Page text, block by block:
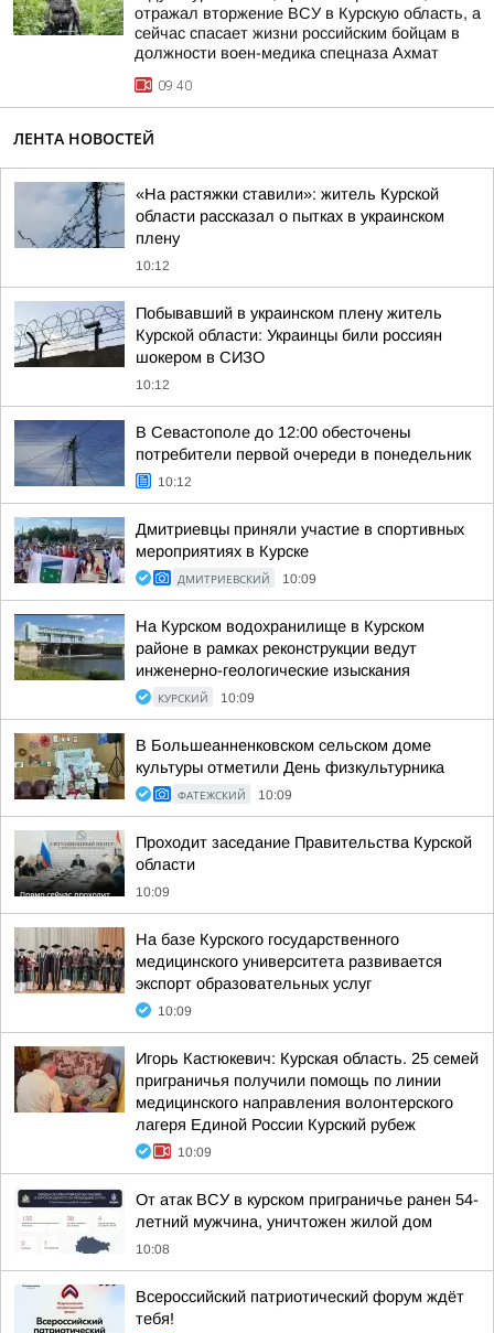
отражал вторжение ВСУ в Курскую область, а
сейчас спасает жизни российским бойцам в
должности воен-медика спецназа Ахмат
09:40
ЛЕНТА НОВОСТЕЙ
«На растяжки ставили»: житель Курской
области рассказал о пытках в украинском
плену
10:12
Побывавший в украинском плену житель
Курской области: Украинцы били россиян
шокером в СИЗО
10:12
В Севастополе до 12:00 обесточены
потребители первой очереди в понедельник
10:12
Дмитриевцы приняли участие в спортивных
мероприятиях в Курске
ДМИТРИЕВСКИЙ 10:09
На Курском водохранилище в Курском
районе в рамках реконструкции ведут
инженерно-геологические изыскания
КУРСКИЙ 10:09
В Большеанненковском сельском доме
культуры отметили День физкультурника
ФАТЕЖСКИЙ 10:09
Проходит заседание Правительства Курской
области
10:09
На базе Курского государственного
медицинского университета развивается
экспорт образовательных услуг
10:09
Игорь Кастюкевич: Курская область. 25 семей
приграничья получили помощь по линии
медицинского направления волонтерского
лагеря Единой России Курский рубеж
10:09
От атак ВСУ в курском приграничье ранен 54-
летний мужчина, уничтожен жилой дом
10:08
Всероссийский патриотический форум ждёт
тебя!